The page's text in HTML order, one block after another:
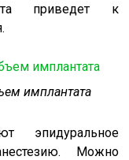
приведет к
имплантата
эпидуральное
Можно